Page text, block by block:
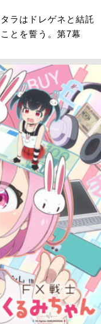
ラはドレゲネと結託
とを誓う。第7幕